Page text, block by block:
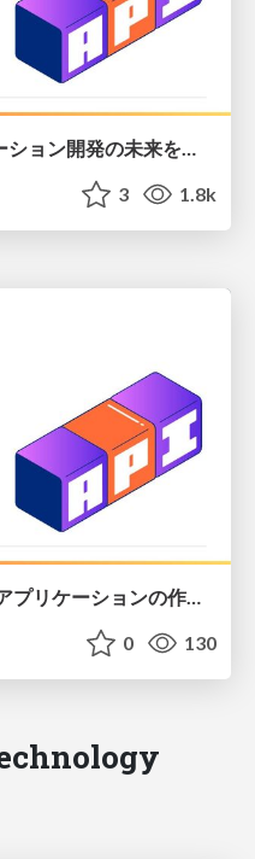
AIエージェントがアプリケーション開発の未来を変える
3 1.8k
The New Developer：AIはアプリケーションの作り方をどう変える？
0 130